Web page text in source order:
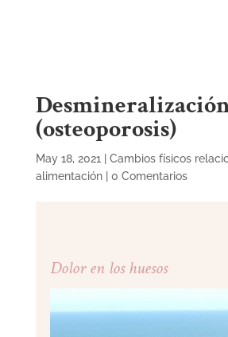
(osteoporosis)
May 18, 2021
Cambios físicos
alimentación| 0 Comentarios
Dolor en los huesos